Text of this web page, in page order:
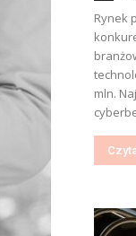
Rynek
mln.